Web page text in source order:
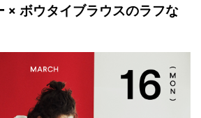
× ボウタイブラウスのラフな